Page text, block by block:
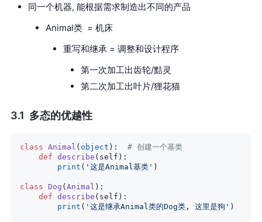
同一个机器, 能根据需求制造出不同的产品
Animal类 = 机床
重写和继承 = 调整和设计程序
第一次加工出齿轮/黠灵
第二次加工出叶片/狸花猫
多态的优越性
class Animal ( object ): # 创建一个基类
    def
describe (self):
        print
( '这是Animal基类' )
class Dog ( Animal ):
    def
describe (self):
        print
( '这是继承Animal类的Dog类, 这里是狗' )